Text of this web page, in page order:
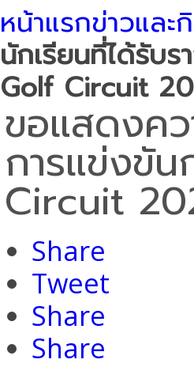
หน้าแรกข่าวและ
นักเรียนที่ได้รับ
Golf Circuit
ขอแสดงค
การแข่งขั
Circuit
Share
Tweet
Share
Share